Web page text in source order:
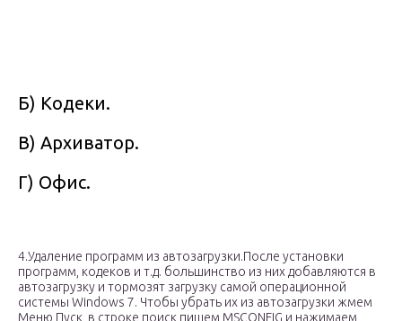
Б) Кодеки.
В) Архиватор.
Г) Офис.
4.Удаление программ из автозагрузки.После установки
программ, кодеков и т.д. большинство из них добавляются в
автозагрузку и тормозят загрузку самой операционной
системы Windows 7. Чтобы убрать их из автозагрузки жмем
Меню Пуск, в строке поиск пишем MSCONFIG и нажимаем